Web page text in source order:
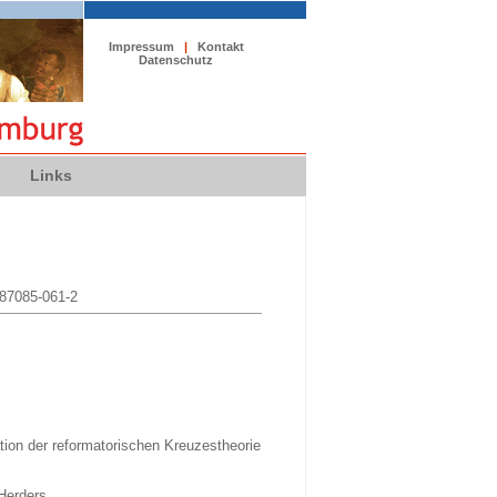
Impressum |
Kontakt
Datenschutz
Links
061-2
der reformatorischen Kreuzestheorie